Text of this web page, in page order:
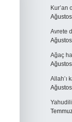
Kur’an
Avrete
Ağaç
Allah’ı